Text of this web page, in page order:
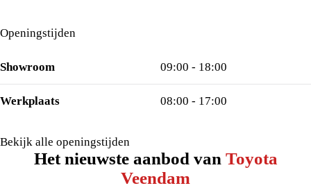
Openingstijden
Showroom 09:00 - 18:00
Werkplaats 08:00 - 17:00
Bekijk alle openingstijden
Het nieuwste aanbod van Toyota
Veendam